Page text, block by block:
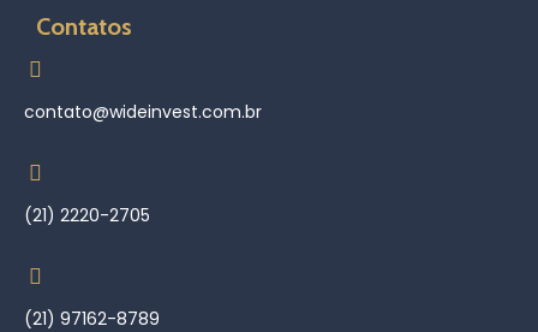
Contatos
contato@wideinvest.com.br
(21) 2220-2705
(21) 97162-8789